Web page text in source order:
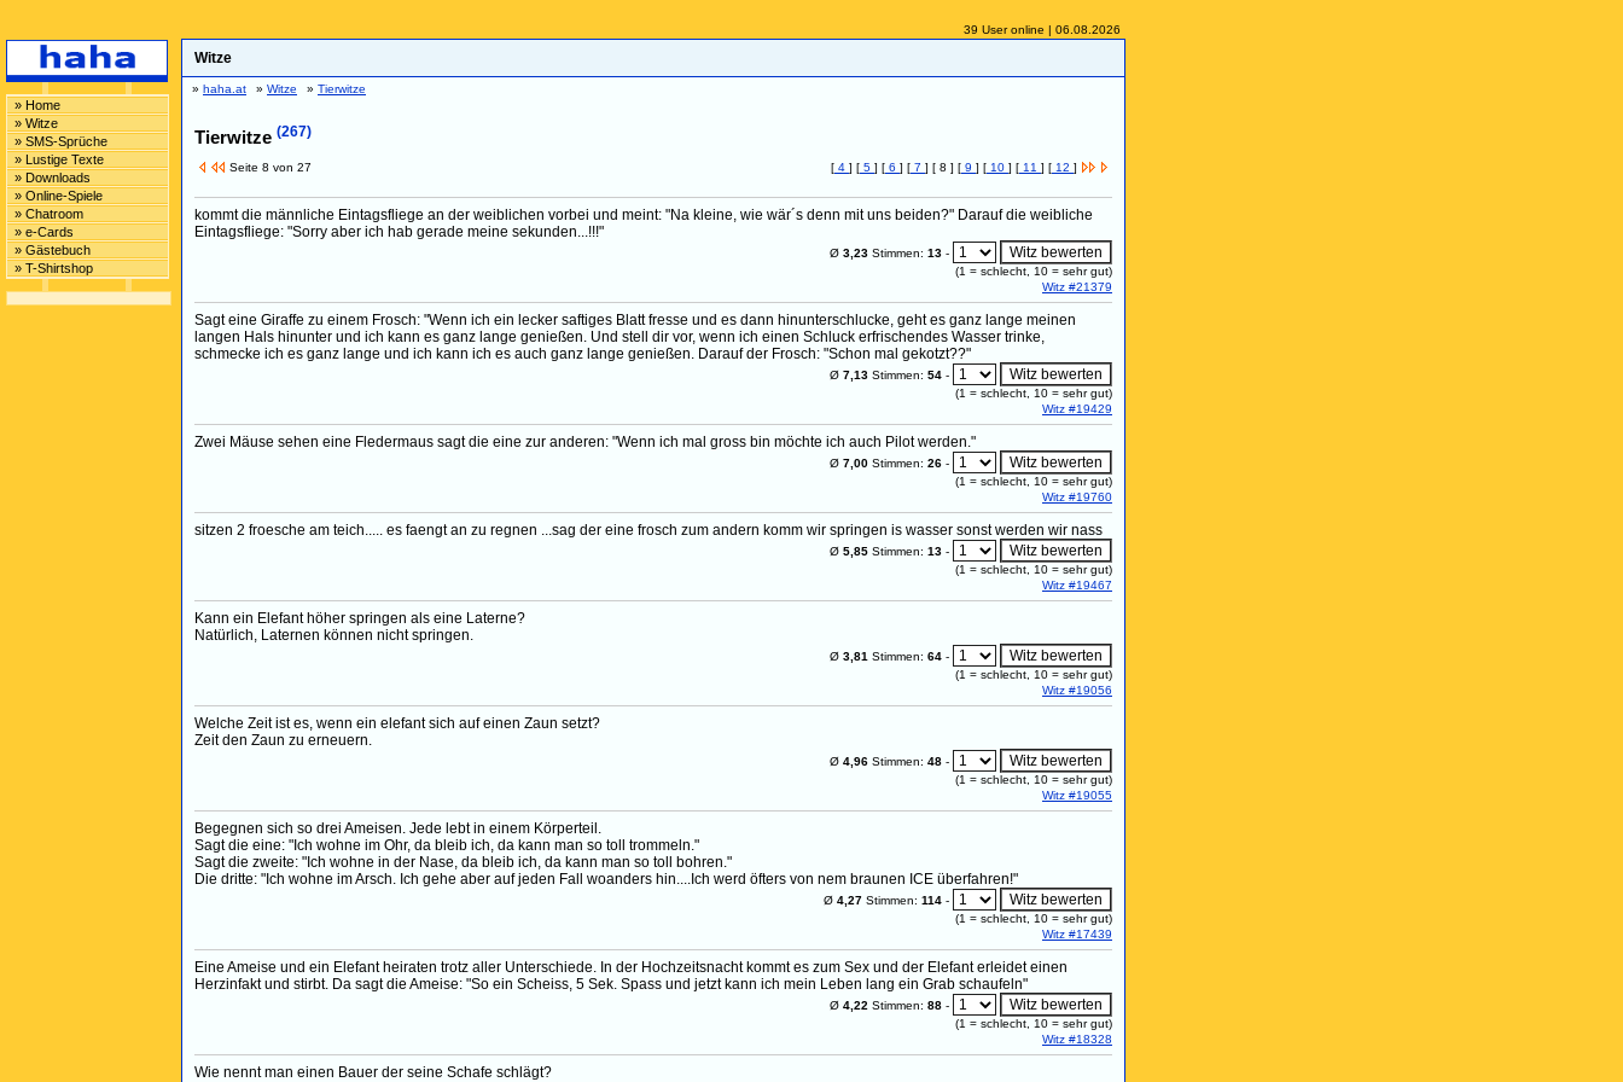
» Home
» Witze
» SMS-Sprüche
» Lustige Texte
» Downloads
» Online-Spiele
» Chatroom
» e-Cards
» Gästebuch
» T-Shirtshop
39 User online | 06.08.2026
Witze
» haha.at » Witze » Tierwitze
Tierwitze (267)
Seite 8 von 27 [ 4 ] [ 5 ] [ 6 ] [ 7 ] [ 8 ] [ 9 ] [ 10 ] [ 11 ] [ 12 ]
kommt die männliche Eintagsfliege an der weiblichen vorbei und meint: "Na kleine, wie wär´s denn mit uns beiden?" Darauf die weibliche
Eintagsfliege: "Sorry aber ich hab gerade meine sekunden...!!!"
Ø 3,23 Stimmen: 13 -
(1 = schlecht, 10 = sehr gut)
Witz #21379
Sagt eine Giraffe zu einem Frosch: "Wenn ich ein lecker saftiges Blatt fresse und es dann hinunterschlucke, geht es ganz lange meinen
langen Hals hinunter und ich kann es ganz lange genießen. Und stell dir vor, wenn ich einen Schluck erfrischendes Wasser trinke,
schmecke ich es ganz lange und ich kann ich es auch ganz lange genießen. Darauf der Frosch: "Schon mal gekotzt??"
Ø 7,13 Stimmen: 54 -
(1 = schlecht, 10 = sehr gut)
Witz #19429
Zwei Mäuse sehen eine Fledermaus sagt die eine zur anderen: "Wenn ich mal gross bin möchte ich auch Pilot werden."
Ø 7,00 Stimmen: 26 -
(1 = schlecht, 10 = sehr gut)
Witz #19760
sitzen 2 froesche am teich..... es faengt an zu regnen ...sag der eine frosch zum andern komm wir springen is wasser sonst werden wir nass
Ø 5,85 Stimmen: 13 -
(1 = schlecht, 10 = sehr gut)
Witz #19467
Kann ein Elefant höher springen als eine Laterne?
Natürlich, Laternen können nicht springen.
Ø 3,81 Stimmen: 64 -
(1 = schlecht, 10 = sehr gut)
Witz #19056
Welche Zeit ist es, wenn ein elefant sich auf einen Zaun setzt?
Zeit den Zaun zu erneuern.
Ø 4,96 Stimmen: 48 -
(1 = schlecht, 10 = sehr gut)
Witz #19055
Begegnen sich so drei Ameisen. Jede lebt in einem Körperteil.
Sagt die eine: "Ich wohne im Ohr, da bleib ich, da kann man so toll trommeln."
Sagt die zweite: "Ich wohne in der Nase, da bleib ich, da kann man so toll bohren."
Die dritte: "Ich wohne im Arsch. Ich gehe aber auf jeden Fall woanders hin....Ich werd öfters von nem braunen ICE überfahren!"
Ø 4,27 Stimmen: 114 -
(1 = schlecht, 10 = sehr gut)
Witz #17439
Eine Ameise und ein Elefant heiraten trotz aller Unterschiede. In der Hochzeitsnacht kommt es zum Sex und der Elefant erleidet einen
Herzinfakt und stirbt. Da sagt die Ameise: "So ein Scheiss, 5 Sek. Spass und jetzt kann ich mein Leben lang ein Grab schaufeln"
Ø 4,22 Stimmen: 88 -
(1 = schlecht, 10 = sehr gut)
Witz #18328
Wie nennt man einen Bauer der seine Schafe schlägt?